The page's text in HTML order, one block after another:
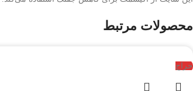
محصولات مرتبط
حراج